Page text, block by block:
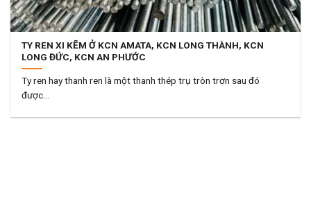
TY REN XI KẼM Ở KCN AMATA, KCN LONG THÀNH, KCN
LONG ĐỨC, KCN AN PHƯỚC
Ty ren hay thanh ren là một thanh thép trụ tròn trơn sau đó
được...